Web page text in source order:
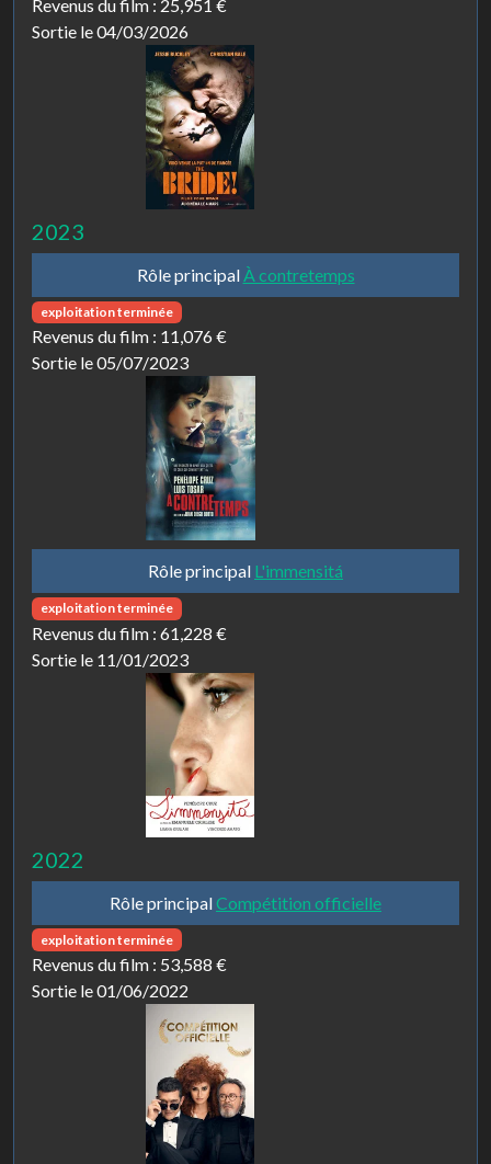
Revenus du film : 25,951 €
Sortie le 04/03/2026
2023
Rôle principalÀ contretemps
exploitation terminée
Revenus du film : 11,076 €
Sortie le 05/07/2023
Rôle principal L'immensitá
exploitation terminée
Revenus du film : 61,228 €
Sortie le 11/01/2023
2022
Rôle principalCompétition officielle
exploitation terminée
Revenus du film : 53,588 €
Sortie le 01/06/2022